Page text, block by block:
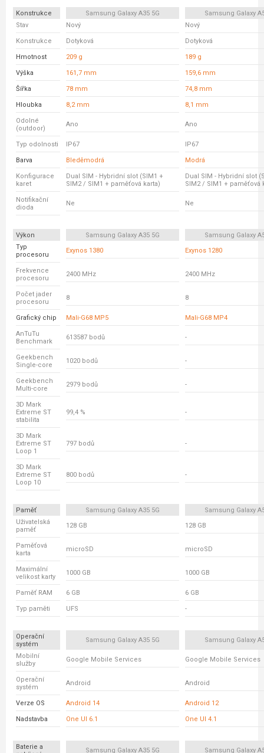
Konstrukce Samsung Galaxy A35 5G
Samsung Galaxy
Stav
Nový Nový
Konstrukce Dotyková Dotyková
Hmotnost 209 g 189 g
Výška 161,7 mm 159,6 mm
Šířka 78 mm 74,8 mm
Hloubka 8,2 mm 8,1 mm
Odolné
(outdoor)
Ano Ano
Typ odolnosti IP67 IP67
Barva Bleděmodrá Modrá
Konfigurace
karet
Dual SIM - Hybridní slot (SIM1 +
SIM2 / SIM1 + paměťová karta)
Dual SIM - Hybridní slot
SIM2 / SIM1 + paměťová
Notifikační
dioda
Ne Ne
Výkon Samsung Galaxy A35 5G
Samsung Galaxy
Typ
procesoru
Exynos 1380 Exynos 1280
Frekvence
procesoru
2400 MHz 2400 MHz
Počet jader
procesoru
8 8
Grafický chip Mali-G68 MP5 Mali-G68 MP4
AnTuTu
Benchmark
613587 bodů -
Geekbench
Single-core
1020 bodů -
Geekbench
Multi-core
2979 bodů -
3D Mark
Extreme ST
stabilita
99,4 % -
3D Mark
Extreme ST
Loop 1
797 bodů -
3D Mark
Extreme ST
Loop 10
800 bodů -
Paměť Samsung Galaxy A35 5G
Samsung Galaxy
Uživatelská
paměť
128 GB 128 GB
Paměťová
karta
microSD microSD
Maximální
velikost karty
1000 GB 1000 GB
Paměť RAM 6 GB 6 GB
Typ paměti UFS -
Operační
systém
Samsung Galaxy A35 5G Samsung Galaxy
Mobilní
služby
Google Mobile Services Google Mobile Services
Operační
systém
Android Android
Verze OS Android 14 Android 12
Nadstavba One UI 6.1 One UI 4.1
Baterie a
Samsung Galaxy A35 5G Samsung Galaxy